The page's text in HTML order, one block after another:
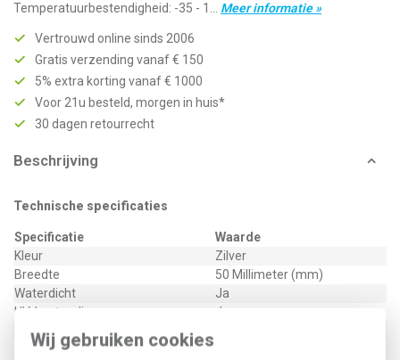
Wij gebruiken cookies
Temperatuurbestendigheid: -35 - 1... Meer informatie »
Vertrouwd online sinds 2006
Gratis verzending vanaf € 150
5% extra korting vanaf € 1000
Voor 21u besteld, morgen in huis*
30 dagen retourrecht
Beschrijving
Technische specificaties
Specificatie
Waarde
Kleur
Zilver
Breedte
50 Millimeter (mm)
Waterdicht
Ja
UV-bestendig
Ja
Dikte
Zelfdovend